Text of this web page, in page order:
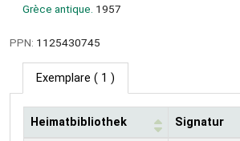
Grèce antique. 1957
PPN: 1125430745
Exemplare ( 1 )
Heimatbibliothek Signatur